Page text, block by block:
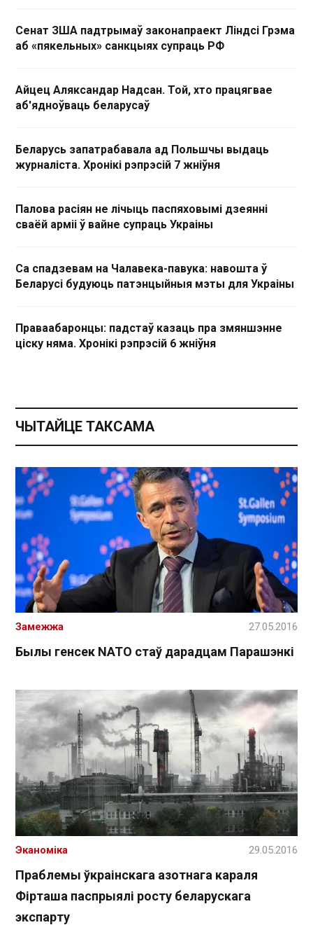
Сенат ЗША падтрымаў законапраект Ліндсі Грэма
аб «пякельных» санкцыях супраць РФ
Айцец Аляксандар Надсан. Той, хто працягвае
аб'ядноўваць беларусаў
Беларусь запатрабавала ад Польшчы выдаць
журналіста. Хронікі рэпрэсій 7 жніўня
Палова расіян не лічыць паспяховымі дзеянні
сваёй арміі ў вайне супраць Украіны
Са спадзевам на Чалавека-павука: навошта ў
Беларусі будуюць патэнцыйныя мэты для Украіны
Праваабаронцы: падстаў казаць пра змяншэнне
ціску няма. Хронікі рэпрэсій 6 жніўня
ЧЫТАЙЦЕ ТАКСАМА
Былы генсек NАТO стаў дарадцам Парашэнкі
Замежжа 27.05.2016
Праблемы ўкраінскага азотнага караля
Фірташа паспрыялі росту беларускага
экспарту
Эканоміка 29.05.2016